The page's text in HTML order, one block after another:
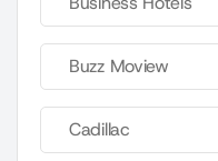
Buzz Moview
Cadillac